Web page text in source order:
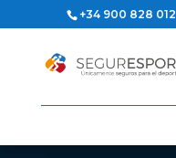
+34 900 828 012